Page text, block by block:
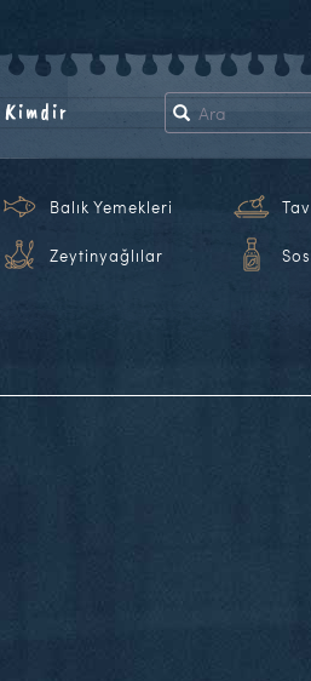
Kimdir
Balık Yemekleri
Zeytinyağlılar